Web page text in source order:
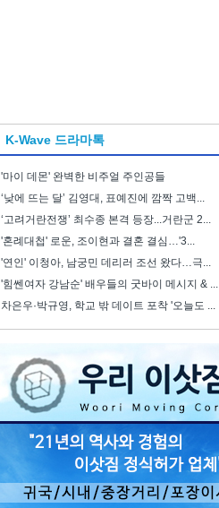
K-Wave 드라마톡
'마이 데몬' 완벽한 비주얼 주인공들
‘낮에 뜨는 달’ 김영대, 표예진에 깜짝 고백...
‘고려거란전쟁’ 최수종 본격 등장...거란군 2...
'혼례대첩' 로운, 조이현과 결혼 결심…'3...
'연인' 이청아, 남궁민 데리러 조선 왔다…극...
'힘쎈여자 강남순' 배우들의 굿바이 메시지 & ...
차은우·박규영, 학교 밖 데이트 포착 '오늘도 ...